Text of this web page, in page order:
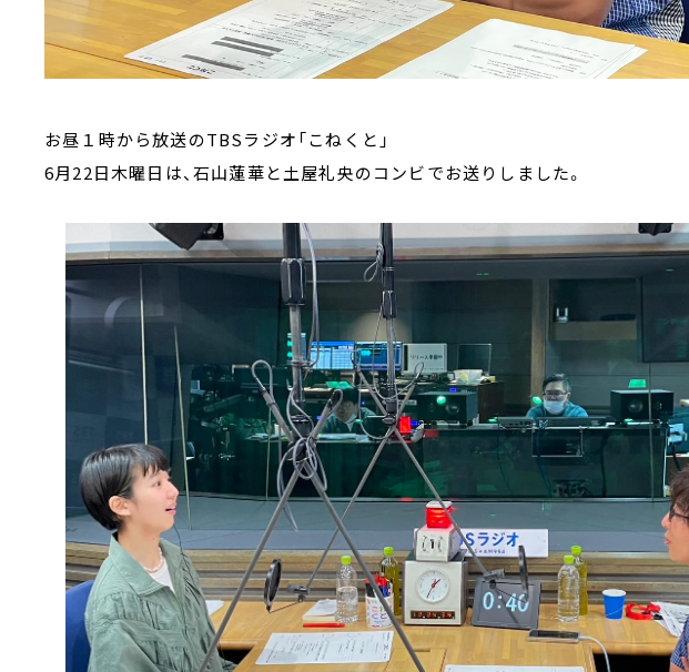
お昼１時から放送のTBSラジオ「こねくと」
6月22日木曜日は、石山蓮華と土屋礼央のコンビでお送りしました。